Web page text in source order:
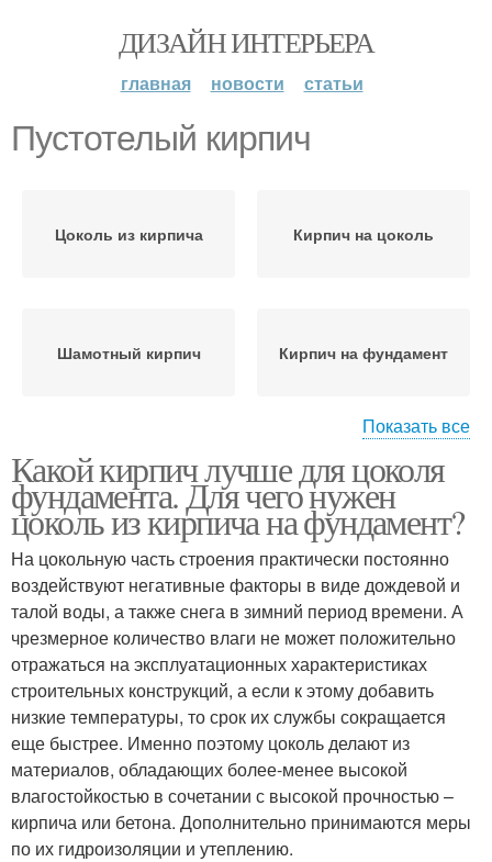
ДИЗАЙН ИНТЕРЬЕРА
главная новости статьи
Пустотелый кирпич
Цоколь из кирпича Кирпич на цоколь
Шамотный кирпич Кирпич на фундамент
Кирпич для облицовки Силикатный кирпич
Глиняный кирпич Клинкерный кирпич
Облицовочный кирпич
Показать все
Какой кирпич лучше для цоколя
фундамента. Для чего нужен
цоколь из кирпича на фундамент?
На цокольную часть строения практически постоянно
воздействуют негативные факторы в виде дождевой и
талой воды, а также снега в зимний период времени. А
чрезмерное количество влаги не может положительно
отражаться на эксплуатационных характеристиках
строительных конструкций, а если к этому добавить
низкие температуры, то срок их службы сокращается
еще быстрее. Именно поэтому цоколь делают из
материалов, обладающих более-менее высокой
влагостойкостью в сочетании с высокой прочностью –
кирпича или бетона. Дополнительно принимаются меры
по их гидроизоляции и утеплению.